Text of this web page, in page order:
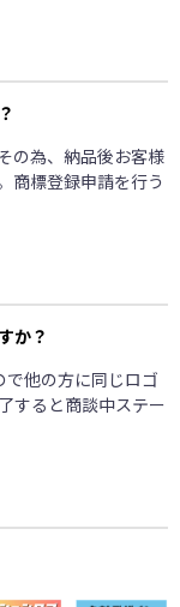
の為、納品後お客様
商標登録申請を行う
か？
他の方に同じロゴ
すると商談中ステー